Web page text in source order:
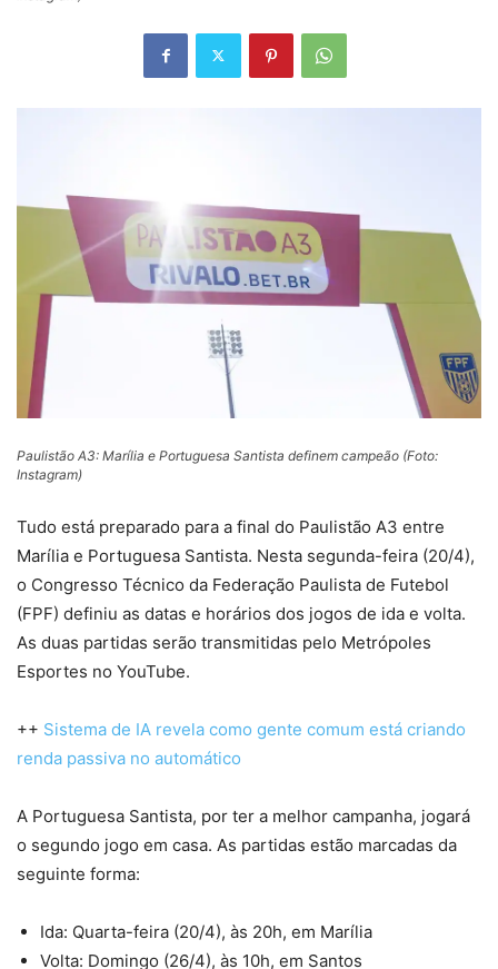
Paulistão A3: Marília e Portuguesa Santista definem campeão (Foto:
Instagram)
Tudo está preparado para a final do Paulistão A3 entre
Marília e Portuguesa Santista. Nesta segunda-feira (20/4),
o Congresso Técnico da Federação Paulista de Futebol
(FPF) definiu as datas e horários dos jogos de ida e volta.
As duas partidas serão transmitidas pelo Metrópoles
Esportes no YouTube.
++ Sistema de IA revela como gente comum está criando
renda passiva no automático
A Portuguesa Santista, por ter a melhor campanha, jogará
o segundo jogo em casa. As partidas estão marcadas da
seguinte forma:
Ida: Quarta-feira (20/4), às 20h, em Marília
Volta: Domingo (26/4), às 10h, em Santos